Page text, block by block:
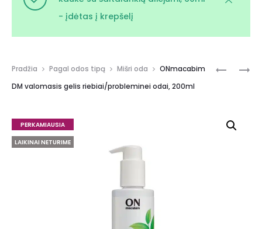
- įdėtas į krepšelį
Pradžia Pagal odos tipą Mišri oda
ONmacabim
DM valomasis gelis riebiai/probleminei odai, 200ml
PERKAMIAUSIA
LAIKINAI NETURIME